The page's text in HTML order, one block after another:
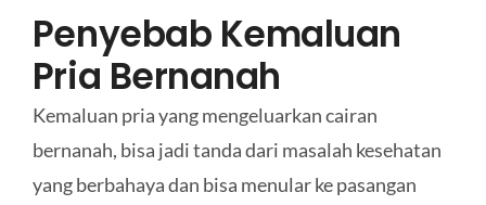
Penyebab Kemaluan
Pria Bernanah
Kemaluan pria yang mengeluarkan cairan
bernanah, bisa jadi tanda dari masalah kesehatan
yang berbahaya dan bisa menular ke pasangan